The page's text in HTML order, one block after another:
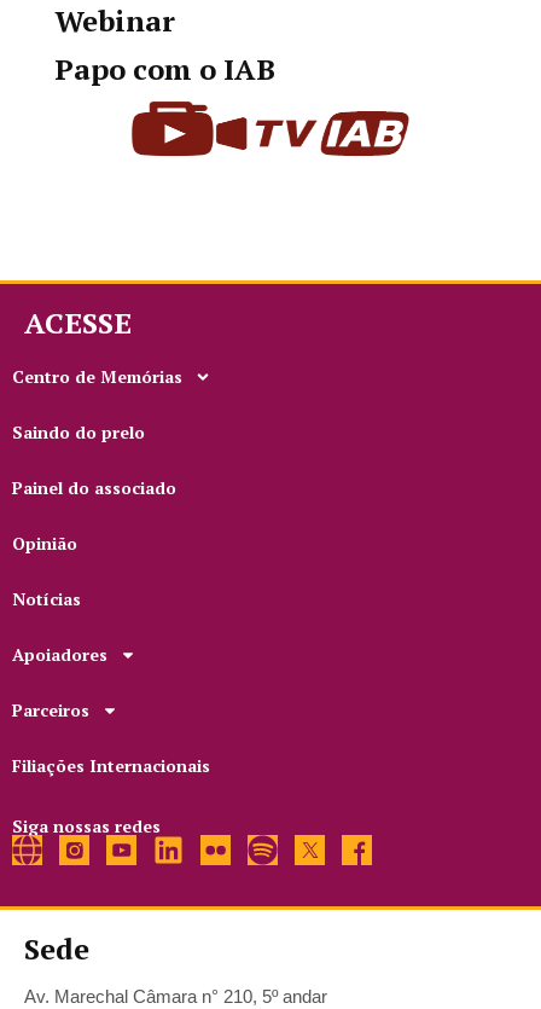
Webinar
Papo com o IAB
ACESSE
Centro de Memórias
Saindo do prelo
Painel do associado
Opinião
Notícias
Apoiadores
Parceiros
Filiações Internacionais
Siga nossas redes
Sede
Av. Marechal Câmara n° 210, 5º andar